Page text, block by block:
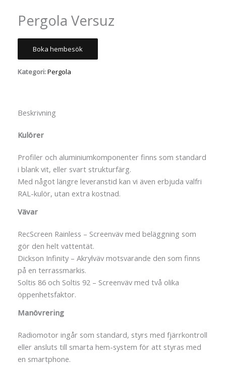
Pergola Versuz
Boka hembesök
Kategori:Pergola
Beskrivning
Kulörer
Profiler och aluminiumkomponenter finns som standard
i blank vit, eller svart strukturfärg.
Med något längre leveranstid kan vi även erbjuda valfri
RAL-kulör, utan extra kostnad.
Vävar
RecScreen Rainless – Screenväv med beläggning som
gör den helt vattentät.
Dickson Infinity – Akrylväv motsvarande den som finns
på en terrassmarkis.
Soltis 86 och Soltis 92 – Screenväv med två olika
öppenhetsfaktor.
Manövrering
Radiomotor ingår som standard, styrs med fjärrkontroll
eller ansluts till smarta hem-system för att styras med
en smartphone.